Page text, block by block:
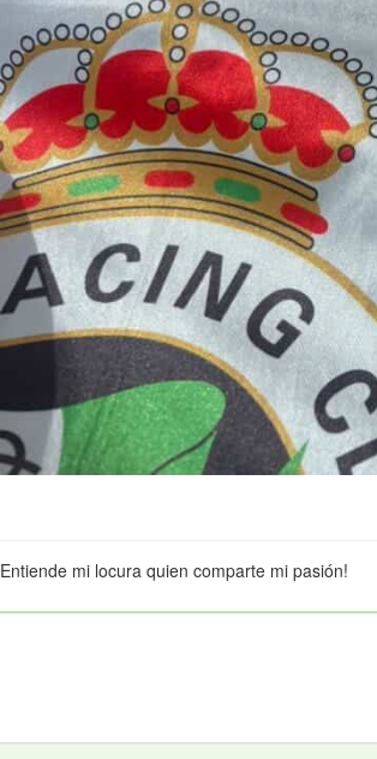
Entiende mi locura quien comparte mi pasión!